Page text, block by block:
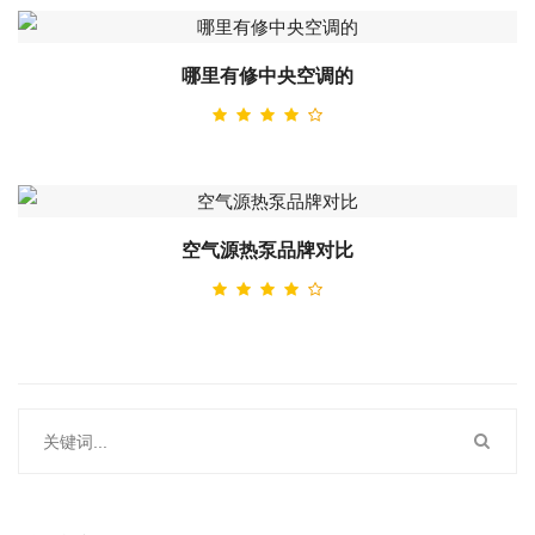
哪里有修中央空调的
空气源热泵品牌对比